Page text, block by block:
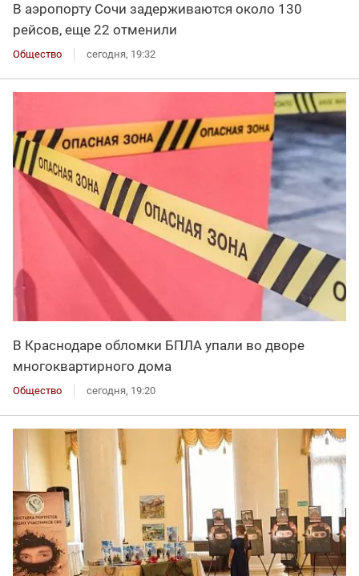
В аэропорту Сочи задерживаются около 130
рейсов, еще 22 отменили
Общество сегодня, 19:32
В Краснодаре обломки БПЛА упали во дворе
многоквартирного дома
Общество сегодня, 19:20